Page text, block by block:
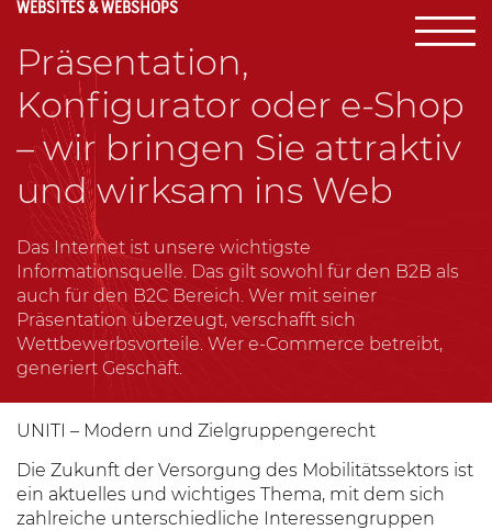
WEBSITES & WEBSHOPS
Präsentation,
Konfigurator oder e-Shop
– wir bringen Sie attraktiv
und wirksam ins Web
Das Internet ist unsere wichtigste
Informationsquelle. Das gilt sowohl für den B2B als
auch für den B2C Bereich. Wer mit seiner
Präsentation überzeugt, verschafft sich
Wettbewerbsvorteile. Wer e-Commerce betreibt,
generiert Geschäft.
UNITI – Modern und Zielgruppengerecht
Die Zukunft der Versorgung des Mobilitätssektors ist
ein aktuelles und wichtiges Thema, mit dem sich
zahlreiche unterschiedliche Interessengruppen